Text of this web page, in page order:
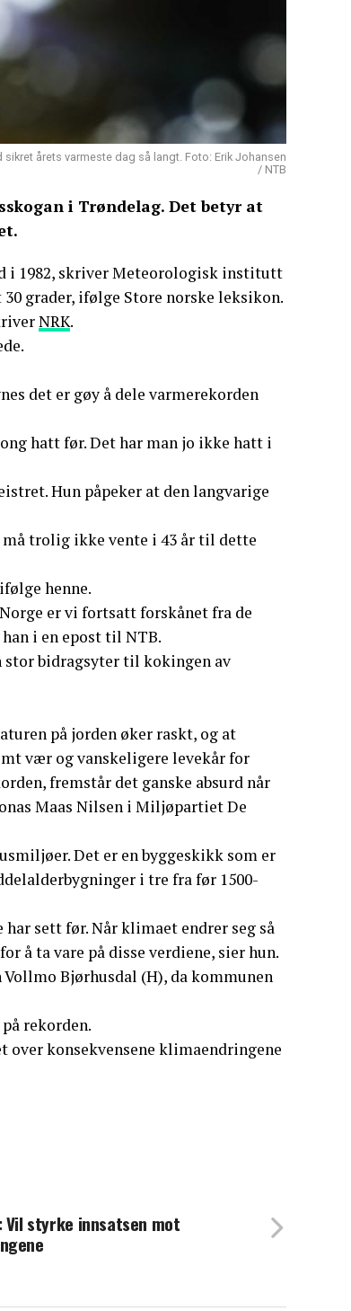
årets varmeste dag så langt. Foto: Erik Johansen
/ NTB
i Trøndelag. Det betyr at
i 1982, skriver Meteorologisk institutt
grader, ifølge Store norske leksikon.
NRK.
det er gøy å dele varmerekorden
hatt før. Det har man jo ikke hatt i
Hun påpeker at den langvarige
må trolig ikke vente i 43 år til dette
henne.
er vi fortsatt forskånet fra de
i en epost til NTB.
stor bidragsyter til kokingen av
på jorden øker raskt, og at
vær og vanskeligere levekår for
fremstår det ganske absurd når
Maas Nilsen i Miljøpartiet De
Det er en byggeskikk som er
i tre fra før 1500-
sett før. Når klimaet endrer seg så
å ta vare på disse verdiene, sier hun.
Bjørhusdal (H), da kommunen
rekorden.
over konsekvensene klimaendringene
Vil styrke innsatsen mot